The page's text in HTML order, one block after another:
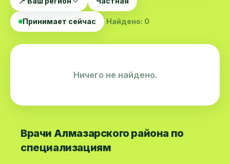
Принимает сейчас Найдено: 0
Ничего не найдено.
Врачи Алмазарского района по
специализациям